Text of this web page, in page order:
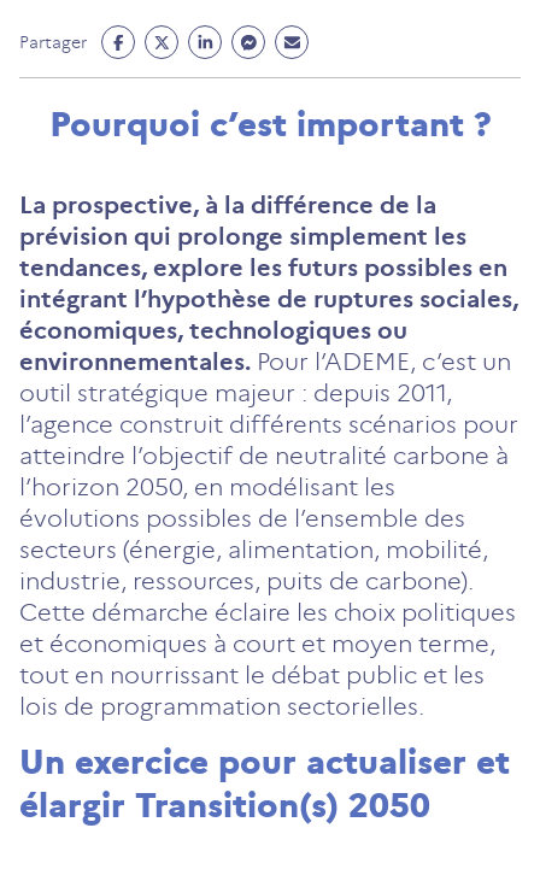
Partager
Partage
Facebook
un
onglet)
Partage
Twitter
un
onglet)
Partage
Linkedin
un
onglet)
Partage
Messenger
un
onglet)
Partage
Mail
un
onglet)
Pourquoi c’est important ?
La prospective, à la différence de la
prévision qui prolonge simplement les
tendances, explore les futurs possibles en
intégrant l’hypothèse de ruptures sociales,
économiques, technologiques ou
environnementales. Pour l’ADEME, c’est un
outil stratégique majeur : depuis 2011,
l’agence construit différents scénarios pour
atteindre l’objectif de neutralité carbone à
l’horizon 2050, en modélisant les
évolutions possibles de l’ensemble des
secteurs (énergie, alimentation, mobilité,
industrie, ressources, puits de carbone).
Cette démarche éclaire les choix politiques
et économiques à court et moyen terme,
tout en nourrissant le débat public et les
lois de programmation sectorielles.
Un exercice pour actualiser et
élargir Transition(s) 2050